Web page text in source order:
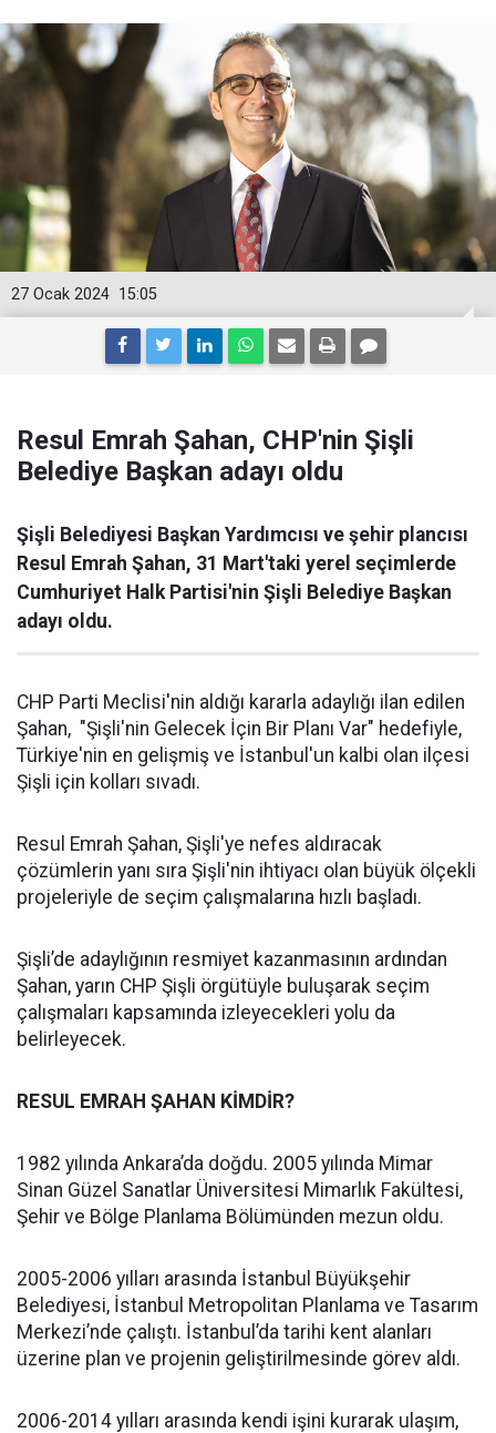
15:05
27 Ocak 2024
Resul Emrah Şahan, CHP'nin Şişli
Belediye Başkan adayı oldu
Şişli Belediyesi Başkan Yardımcısı ve şehir plancısı
Resul Emrah Şahan, 31 Mart'taki yerel seçimlerde
Cumhuriyet Halk Partisi'nin Şişli Belediye Başkan
adayı oldu.
CHP Parti Meclisi'nin aldığı kararla adaylığı ilan edilen
Şahan, "Şişli'nin Gelecek İçin Bir Planı Var" hedefiyle,
Türkiye'nin en gelişmiş ve İstanbul'un kalbi olan ilçesi
Şişli için kolları sıvadı.
Resul Emrah Şahan, Şişli'ye nefes aldıracak
çözümlerin yanı sıra Şişli'nin ihtiyacı olan büyük ölçekli
projeleriyle de seçim çalışmalarına hızlı başladı.
Şişli’de adaylığının resmiyet kazanmasının ardından
Şahan, yarın CHP Şişli örgütüyle buluşarak seçim
çalışmaları kapsamında izleyecekleri yolu da
belirleyecek.
RESUL EMRAH ŞAHAN KİMDİR?
1982 yılında Ankara’da doğdu. 2005 yılında Mimar
Sinan Güzel Sanatlar Üniversitesi Mimarlık Fakültesi,
Şehir ve Bölge Planlama Bölümünden mezun oldu.
2005-2006 yılları arasında İstanbul Büyükşehir
Belediyesi, İstanbul Metropolitan Planlama ve Tasarım
Merkezi’nde çalıştı. İstanbul’da tarihi kent alanları
üzerine plan ve projenin geliştirilmesinde görev aldı.
2006-2014 yılları arasında kendi işini kurarak ulaşım,